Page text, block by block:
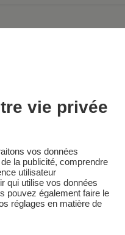
Blog Plan du site
Réalisé par Sooyoos
vie privée
vos données
la publicité, comprendre
utilisateur
qui utilise vos données
pouvez également faire le
réglages en matière de